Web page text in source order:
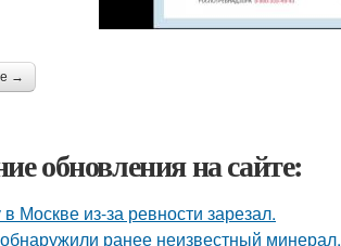
→
обновления на сайте:
Москве из-за ревности зарезал.
ранее неизвестный